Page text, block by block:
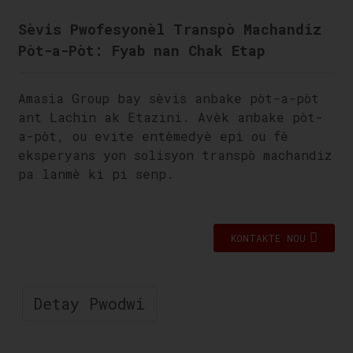
Sèvis Pwofesyonèl Transpò Machandiz
Pòt-a-Pòt: Fyab nan Chak Etap
Amasia Group bay sèvis anbake pòt-a-pòt
ant Lachin ak Etazini. Avèk anbake pòt-
a-pòt, ou evite entèmedyè epi ou fè
eksperyans yon solisyon transpò machandiz
pa lanmè ki pi senp.
KONTAKTE NOU
Detay Pwodwi